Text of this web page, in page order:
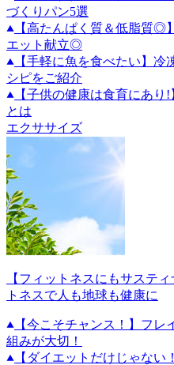
づくりパン5選
【高たんぱく質＆低脂質◎
エット献立◎
【手軽に魚を食べたい】
シピをご紹介
【子供の健康は食育にあ
とは
エクササイズ
【フィットネスにもサステ
トネスで人も地球も健康に
【今こそチャンス！】フレ
組みが大切！
【ダイエットだけじゃな